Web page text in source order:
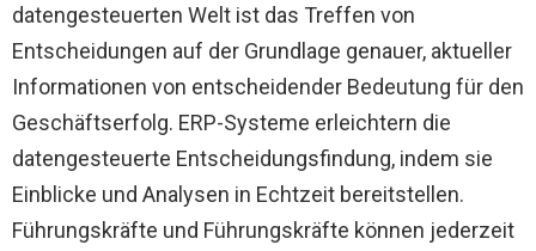
datengesteuerten Welt ist das Treffen von
Entscheidungen auf der Grundlage genauer, aktueller
Informationen von entscheidender Bedeutung für den
Geschäftserfolg. ERP-Systeme erleichtern die
datengesteuerte Entscheidungsfindung, indem sie
Einblicke und Analysen in Echtzeit bereitstellen.
Führungskräfte und Führungskräfte können jederzeit